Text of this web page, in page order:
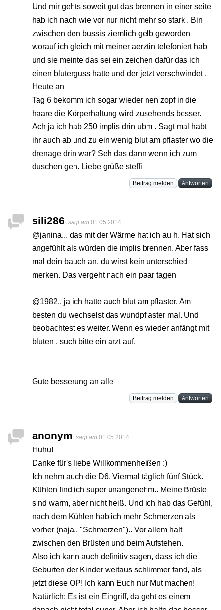
Und mir gehts soweit gut das brennen in einer seite
hab ich nach wie vor nur nicht mehr so stark . Bin
zwischen den bussis ziemlich gelb geworden
worauf ich gleich mit meiner aerztin telefoniert hab
und sie meinte das sei ein zeichen dafür das ich
einen bluterguss hatte und der jetzt verschwindet .
Heute an
Tag 6 bekomm ich sogar wieder nen zopf in die
haare die Körperhaltung wird zusehends besser.
Ach ja ich hab 250 implis drin ubm . Sagt mal habt
ihr auch ab und zu ein wenig blut am pflaster wo die
drenage drin war? Seh das dann wenn ich zum
duschen geh. Liebe grüße steffi
Beitrag melden Antworten
sili286 sagt am 01.05.2014
@janina... das mit der Wärme hat ich au h. Hat sich
angefühlt als würden die implis brennen. Aber fass
mal dein bauch an, du wirst kein unterschied
merken. Das vergeht nach ein paar tagen
@1982.. ja ich hatte auch blut am pflaster. Am
besten du wechselst das wundpflaster mal. Und
beobachtest es weiter. Wenn es wieder anfängt mit
bluten , such bitte ein arzt auf.
Gute besserung an alle
Beitrag melden Antworten
anonym sagt am 01.05.2014
Huhu!
Danke für's liebe Willkommenheißen :)
Ich nehm auch die D6. Viermal täglich fünf Stück.
Kühlen find ich super unangenehm.. Meine Brüste
sind warm, aber nicht heiß. Und ich hab das Gefühl,
nach dem Kühlen hab ich mehr Schmerzen als
vorher (naja.. "Schmerzen").. Vor allem halt
zwischen den Brüsten und beim Aufstehen..
Also ich kann auch definitiv sagen, dass ich die
Geburten der Kinder weitaus schlimmer fand, als
jetzt diese OP! Ich kann Euch nur Mut machen!
Natürlich: Es ist ein Eingriff, da geht es einem